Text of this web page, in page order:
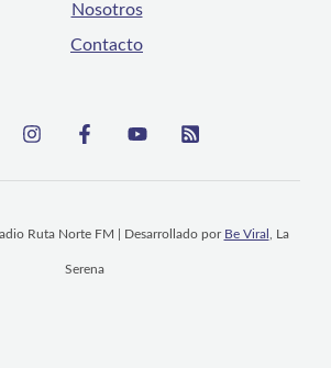
Nosotros
Contacto
Ruta Norte FM | Desarrollado por Be Viral , La
Serena